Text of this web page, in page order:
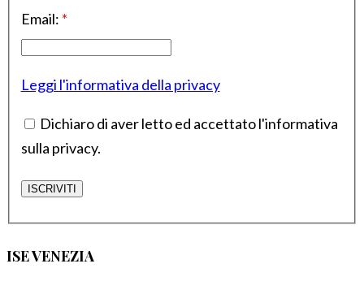
Email: *
Leggi l'informativa della privacy
Dichiaro di aver letto ed accettato l'informativa
sulla privacy.
ISE VENEZIA